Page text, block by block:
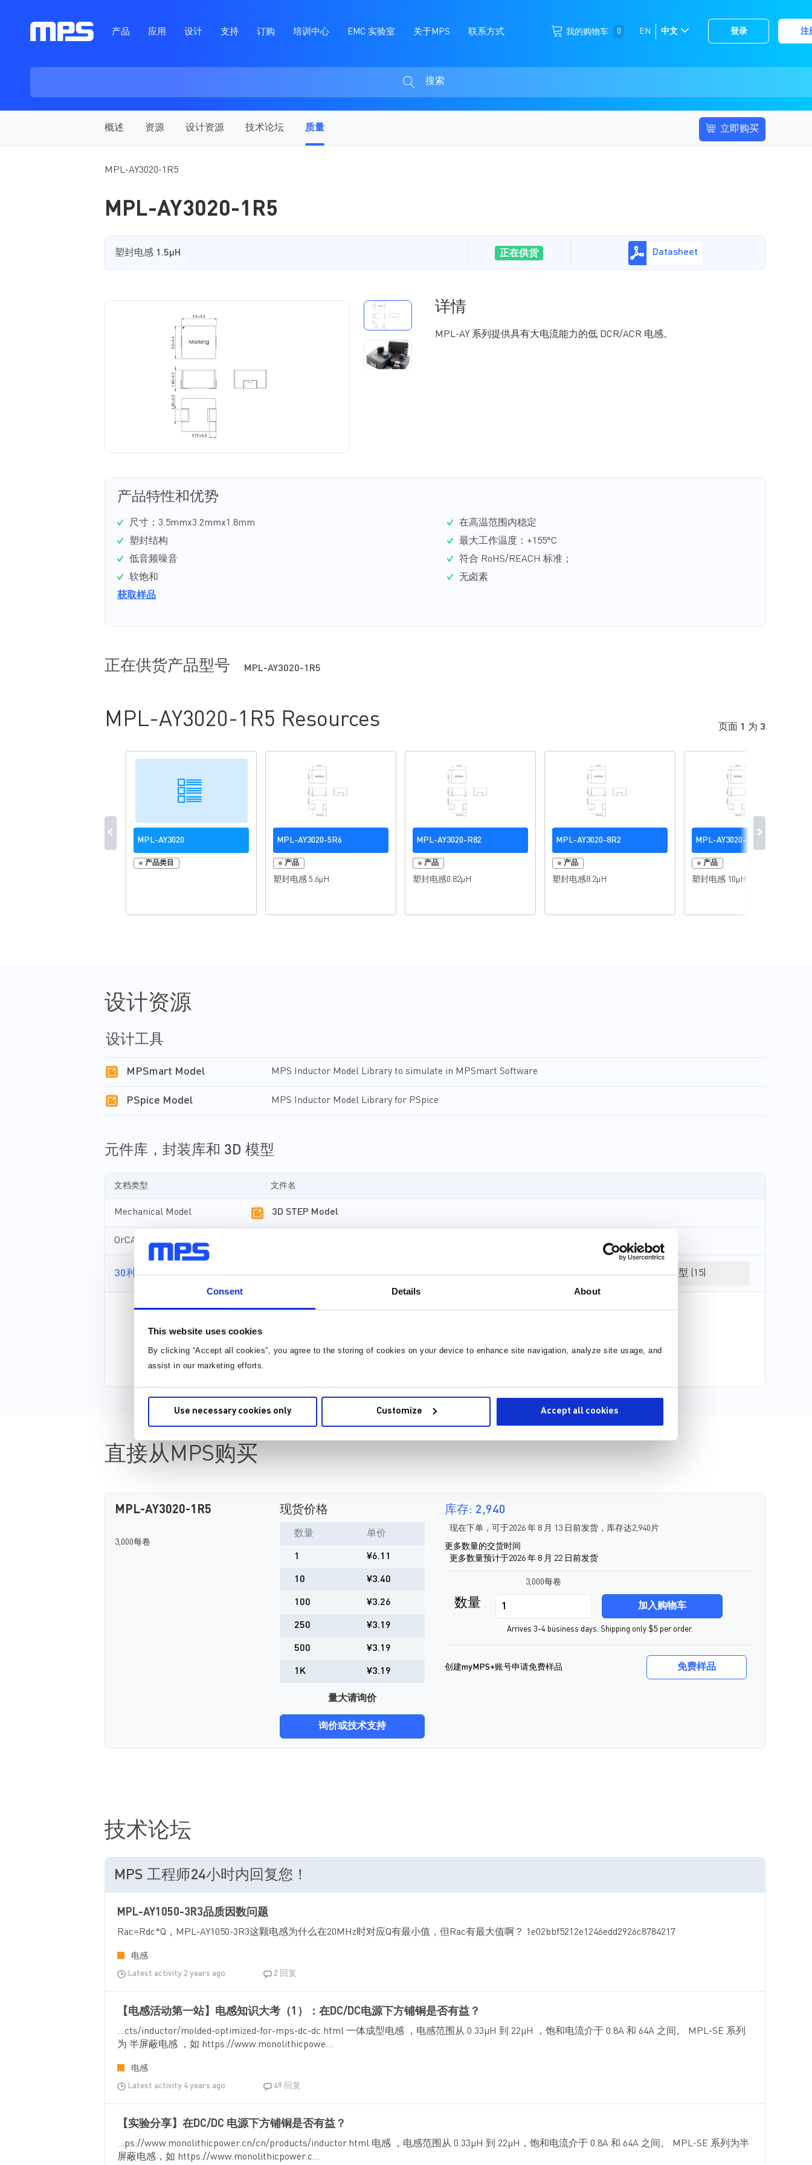
Consent Details About
This website uses cookies
By clicking “Accept all cookies”, you agree to the storing of cookies on your device to enhance site navigation, analyze site usage, and
assist in our marketing efforts.
Use necessary cookies only Customize Accept all cookies
产品 应用 设计 支持 订购 培训中心 EMC 实验室 关于MPS 联系方式 我的购物车 0 登录 注
跳
到
EN
选
中文
搜索
概述 资源 设计资源 技术论坛 质量 立即购买
MPL-AY3020-1R5
MPL-AY3020-1R5
塑封电感 1.5µH 正在供货 Datasheet
详情
MPL-AY 系列提供具有大电流能力的低 DCR/ACR 电感。
产品特性和优势
尺寸：3.5mmx3.2mmx1.8mm
塑封结构
低音频噪音
软饱和
在高温范围内稳定
最大工作温度：+155°C
符合 RoHS/REACH 标准；
无卤素
获取样品
正在供货产品型号 MPL-AY3020-1R5
MPL-AY3020-1R5 Resources 页面 1 为 3
MPL-AY3020
产品类目
MPL-AY3020-5R6
产品
塑封电感 5.6µH
MPL-AY3020-R82
产品
塑封电感0.82µH
MPL-AY3020-8R2
产品
塑封电感8.2µH
MPL-AY3020-100
产品
塑封电感 10µH
设计资源
设计工具
MPSmart Model MPS Inductor Model Library to simulate in MPSmart Software
PSpice Model MPS Inductor Model Library for PSpice
元件库，封装库和 3D 模型
文档类型 文件名
Mechanical Model 3D STEP Model
OrCAD Library
30种以上格式 元件库 (36) 封装库 (34) 3D 模型 (15)
EDA model is not yet available for this part.
直接从MPS购买
MPL-AY3020-1R5
3,000每卷
现货价格
数量 单价
1 ¥6.11
10 ¥3.40
100 ¥3.26
250 ¥3.19
500 ¥3.19
1K ¥3.19
量大请询价
询价或技术支持
库存: 2,940
现在下单，可于2026 年 8 月 13 日前发货，库存达2,940片
更多数量的交货时间
更多数量预计于2026 年 8 月 22 日前发货
数量
3,000每卷
加入购物车
Arrives 3-4 business days. Shipping only $5 per order.
创建myMPS+账号申请免费样品 免费样品
技术论坛
MPS 工程师24小时内回复您！
MPL-AY1050-3R3品质因数问题
Rac=Rdc*Q，MPL-AY1050-3R3这颗电感为什么在20MHz时对应Q有最小值，但Rac有最大值啊？ 1e02bbf5212e1246edd2926c8784217
电感
Latest activity 2 years ago 2 回复
【电感活动第一站】电感知识大考（1）：在DC/DC电源下方铺铜是否有益？
...cts/inductor/molded-optimized-for-mps-dc-dc.html 一体成型电感 ，电感范围从 0.33µH 到 22µH ，饱和电流介于 0.8A 和 64A 之间。 MPL-SE 系列
为 半屏蔽电感 ，如 https://www.monolithicpowe...
电感
Latest activity 4 years ago 49 回复
【实验分享】在DC/DC 电源下方铺铜是否有益？
...ps://www.monolithicpower.cn/cn/products/inductor.html 电感 ，电感范围从 0.33µH 到 22µH，饱和电流介于 0.8A 和 64A 之间。 MPL-SE 系列为半
屏蔽电感，如 https://www.monolithicpower.c...